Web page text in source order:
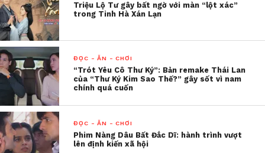
Triệu Lộ Tư gây bất ngờ với màn “lột xác”
trong Tinh Hà Xán Lạn
ĐỌC - ĂN - CHƠI
“Trót Yêu Cô Thư Ký”: Bản remake Thái Lan
của “Thư Ký Kim Sao Thế?” gây sốt vì nam
chính quá cuốn
ĐỌC - ĂN - CHƠI
Phim Nàng Dâu Bất Đắc Dĩ: hành trình vượt
lên định kiến xã hội